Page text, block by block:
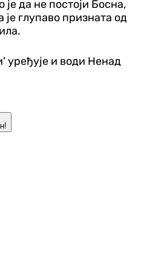
да не постоји Босна,
је глупаво призната од
уређује и води Ненад